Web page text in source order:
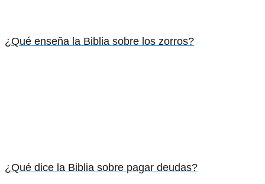
¿Qué enseña la Biblia sobre los zorros?
¿Qué dice la Biblia sobre pagar deudas?